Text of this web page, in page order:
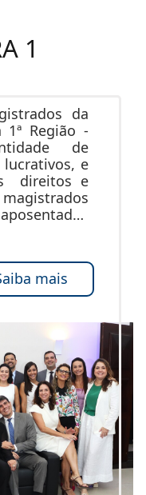
1
da
1ª Região -
de
e
direitos e
mais